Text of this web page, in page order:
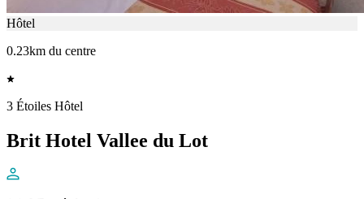
Hôtel
0.23km du centre
3 Étoiles Hôtel
Brit Hotel Vallee du Lot